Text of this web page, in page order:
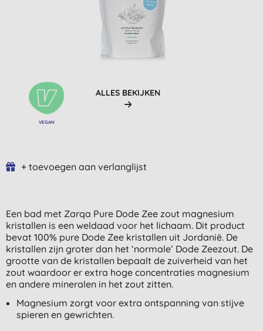
VEGAN
ALLES BEKIJKEN
+ toevoegen aan verlanglijst
Een bad met Zarqa Pure Dode Zee zout magnesium
kristallen is een weldaad voor het lichaam. Dit product
bevat 100% pure Dode Zee kristallen uit Jordanië. De
kristallen zijn groter dan het ‘normale’ Dode Zeezout. De
grootte van de kristallen bepaalt de zuiverheid van het
zout waardoor er extra hoge concentraties magnesium
en andere mineralen in het zout zitten.
Magnesium zorgt voor extra ontspanning van stijve
spieren en gewrichten.